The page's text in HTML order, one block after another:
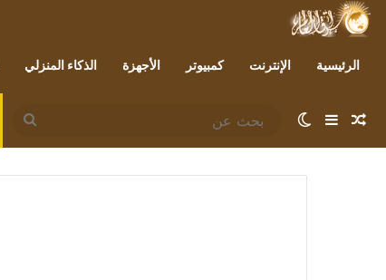
الرئيسية الإنترنت كمبيوتر الأجهزة الذكاء المنزلي
مقال عشوائي
إضافة عمود جانبي
الوضع المظلم
بحث
عن